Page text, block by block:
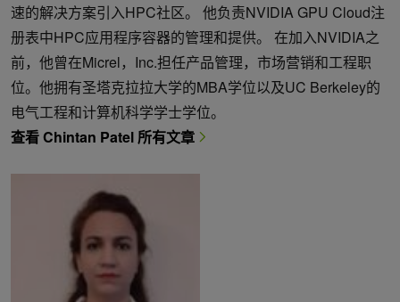
速的解决方案引入HPC社区。 他负责NVIDIA GPU Cloud注
册表中HPC应用程序容器的管理和提供。 在加入NVIDIA之
前，他曾在Micrel，Inc.担任产品管理，市场营销和工程职
位。他拥有圣塔克拉拉大学的MBA学位以及UC Berkeley的
电气工程和计算机科学学士学位。
查看 Chintan Patel 所有文章